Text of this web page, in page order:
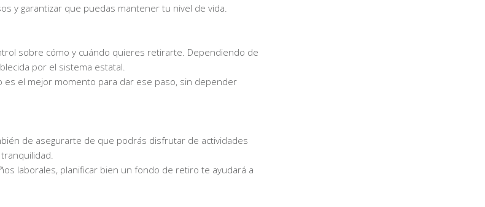
y garantizar que puedas mantener tu nivel de vida.
sobre cómo y cuándo quieres retirarte. Dependiendo de
por el sistema estatal.
el mejor momento para dar ese paso, sin depender
de asegurarte de que podrás disfrutar de actividades
laborales, planificar bien un fondo de retiro te ayudará a